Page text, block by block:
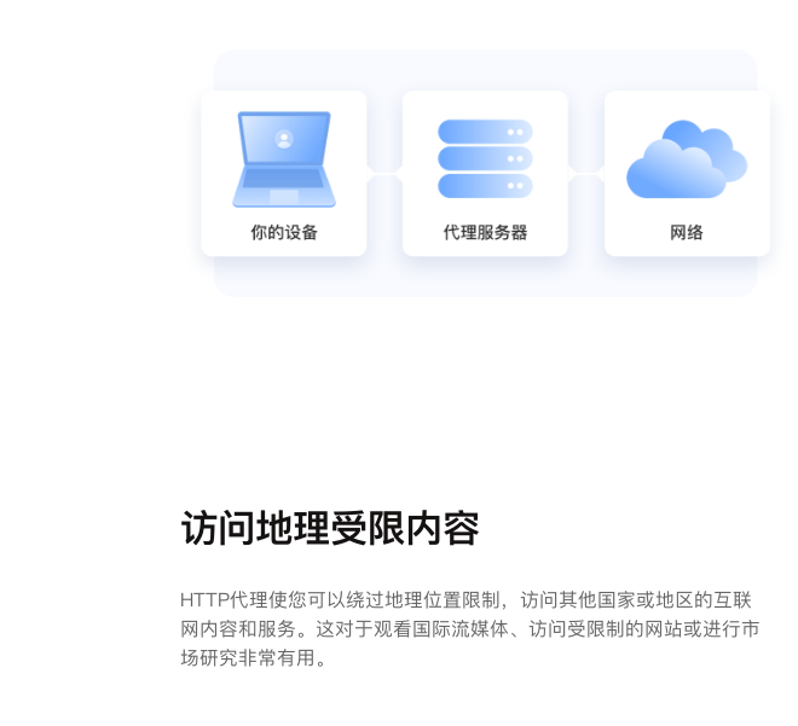
访问地理受限内容
HTTP代理使您可以绕过地理位置限制，访问其他国家或地区的互联
网内容和服务。这对于观看国际流媒体、访问受限制的网站或进行市
场研究非常有用。